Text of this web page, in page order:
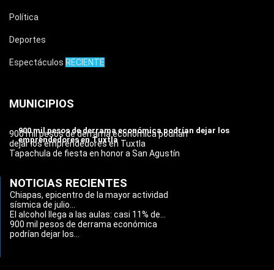
Política
Deportes
Espectáculos RECIENTE
MUNICIPIOS
900 mil pesos de derrama económica podrían dejar los
emprendedores en Tuxtla
900 mil pesos de derrama económica podrían
dejar los emprendedores en Tuxtla
Tapachula de fiesta en honor a San Agustín
NOTICIAS RECIENTES
Chiapas, epicentro de la mayor actividad
sísmica de julio...
El alcohol llega a las aulas: casi 11% de...
900 mil pesos de derrama económica
podrían dejar los...